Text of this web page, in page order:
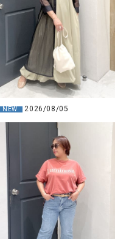
NEW 2026/08/05